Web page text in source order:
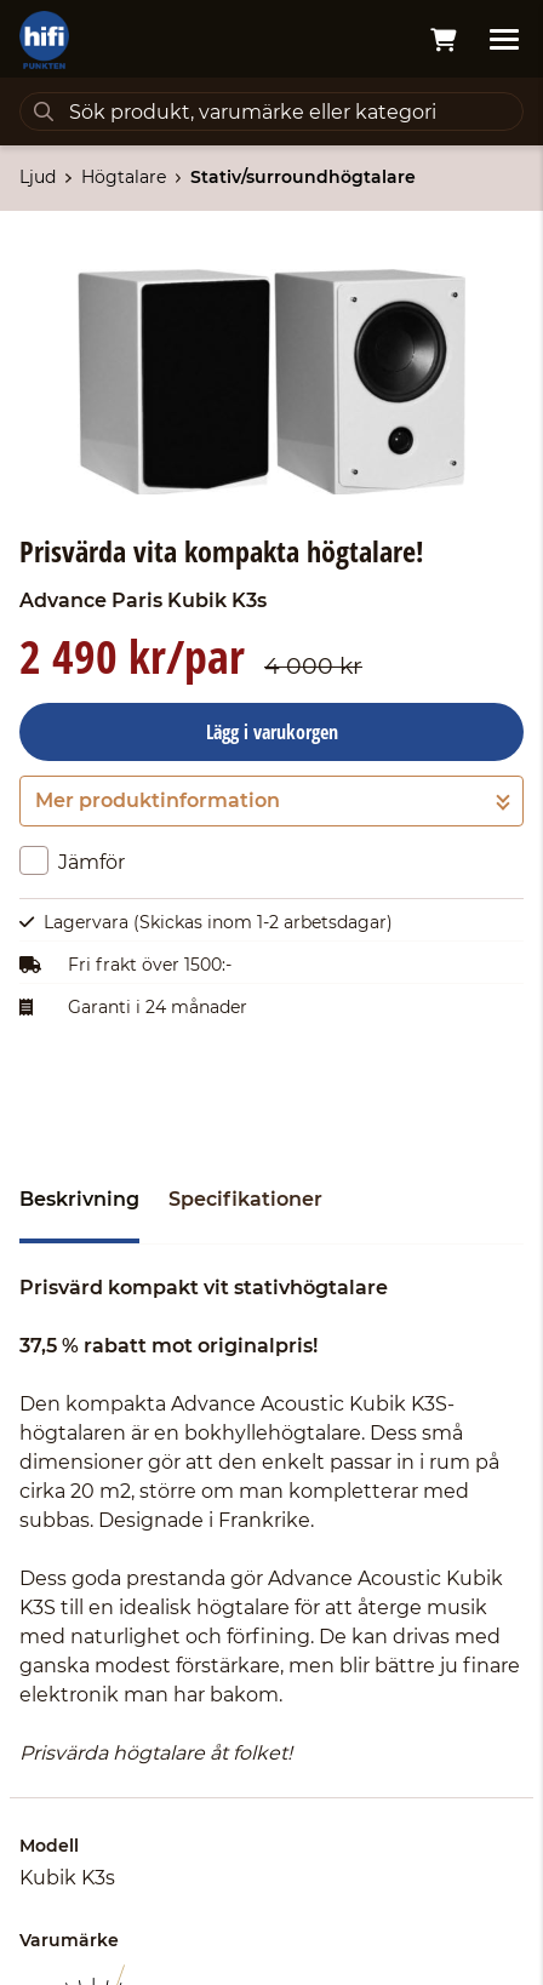
Ljud Högtalare Stativ/surroundhögtalare
Prisvärda vita kompakta högtalare!
Advance Paris Kubik K3s
2 490 kr/par 4 000 kr
Lägg i varukorgen
Gå till kassan
Mer produktinformation
Jämför
Lagervara (Skickas inom 1-2 arbetsdagar)
Fri frakt över 1500:-
Garanti i 24 månader
Beskrivning Specifikationer
Prisvärd kompakt vit stativhögtalare
37,5 % rabatt mot originalpris!
Den kompakta Advance Acoustic Kubik K3S-
högtalaren är en bokhyllehögtalare. Dess små
dimensioner gör att den enkelt passar in i rum på
cirka 20 m2, större om man kompletterar med
subbas. Designade i Frankrike.
Dess goda prestanda gör Advance Acoustic Kubik
K3S till en idealisk högtalare för att återge musik
med naturlighet och förfining. De kan drivas med
ganska modest förstärkare, men blir bättre ju finare
elektronik man har bakom.
Prisvärda högtalare åt folket!
Modell
Kubik K3s
Varumärke